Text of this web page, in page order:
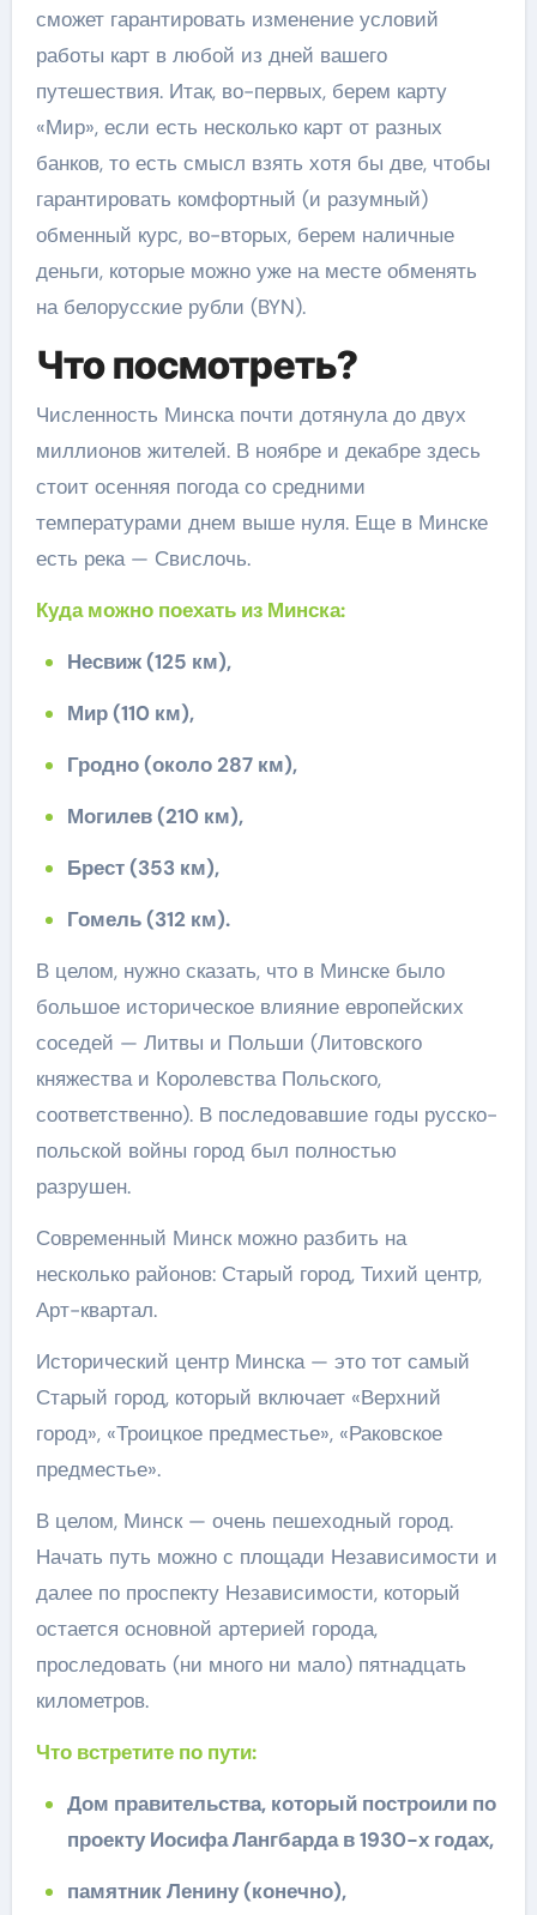
сможет гарантировать изменение условий
работы карт в любой из дней вашего
путешествия. Итак, во-первых, берем карту
«Мир», если есть несколько карт от разных
банков, то есть смысл взять хотя бы две, чтобы
гарантировать комфортный (и разумный)
обменный курс, во-вторых, берем наличные
деньги, которые можно уже на месте обменять
на белорусские рубли (BYN).
Что посмотреть?
Численность Минска почти дотянула до двух
миллионов жителей. В ноябре и декабре здесь
стоит осенняя погода со средними
температурами днем выше нуля. Еще в Минске
есть река — Свислочь.
Куда можно поехать из Минска:
Несвиж (125 км),
Мир (110 км),
Гродно (около 287 км),
Могилев (210 км),
Брест (353 км),
Гомель (312 км).
В целом, нужно сказать, что в Минске было
большое историческое влияние европейских
соседей — Литвы и Польши (Литовского
княжества и Королевства Польского,
соответственно). В последовавшие годы русско-
польской войны город был полностью
разрушен.
Современный Минск можно разбить на
несколько районов: Старый город, Тихий центр,
Арт-квартал.
Исторический центр Минска — это тот самый
Старый город, который включает «Верхний
город», «Троицкое предместье», «Раковское
предместье».
В целом, Минск — очень пешеходный город.
Начать путь можно с площади Независимости и
далее по проспекту Независимости, который
остается основной артерией города,
проследовать (ни много ни мало) пятнадцать
километров.
Что встретите по пути:
Дом правительства, который построили по
проекту Иосифа Лангбарда в 1930-х годах,
памятник Ленину (конечно),